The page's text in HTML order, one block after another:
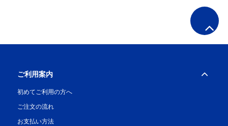
ご利用案内
初めてご利用の方へ
ご注文の流れ
お支払い方法